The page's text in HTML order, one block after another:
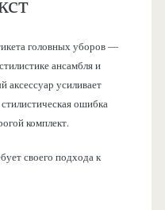
головных уборов —
ансамбля и
аксессуар усиливает
ошибка
комплект.
своего подхода к